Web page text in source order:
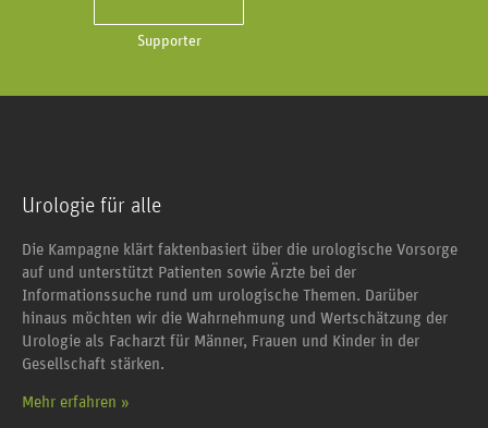
Supporter
Urologie für alle
Die Kampagne klärt faktenbasiert über die urologische Vorsorge
auf und unterstützt Patienten sowie Ärzte bei der
Informationssuche rund um urologische Themen. Darüber
hinaus möchten wir die Wahrnehmung und Wertschätzung der
Urologie als Facharzt für Männer, Frauen und Kinder in der
Gesellschaft stärken.
Mehr erfahren »